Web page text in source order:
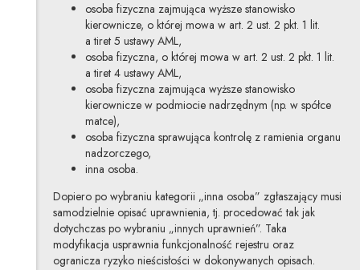
osoba fizyczna zajmująca wyższe stanowisko
kierownicze, o której mowa w art. 2 ust. 2 pkt. 1 lit.
a tiret 5 ustawy AML,
osoba fizyczna, o której mowa w art. 2 ust. 2 pkt. 1 lit.
a tiret 4 ustawy AML,
osoba fizyczna zajmująca wyższe stanowisko
kierownicze w podmiocie nadrzędnym (np. w spółce
matce),
osoba fizyczna sprawująca kontrolę z ramienia organu
nadzorczego,
inna osoba.
Dopiero po wybraniu kategorii „inna osoba” zgłaszający musi
samodzielnie opisać uprawnienia, tj. procedować tak jak
dotychczas po wybraniu „innych uprawnień”. Taka
modyfikacja usprawnia funkcjonalność rejestru oraz
ogranicza ryzyko nieścisłości w dokonywanych opisach.